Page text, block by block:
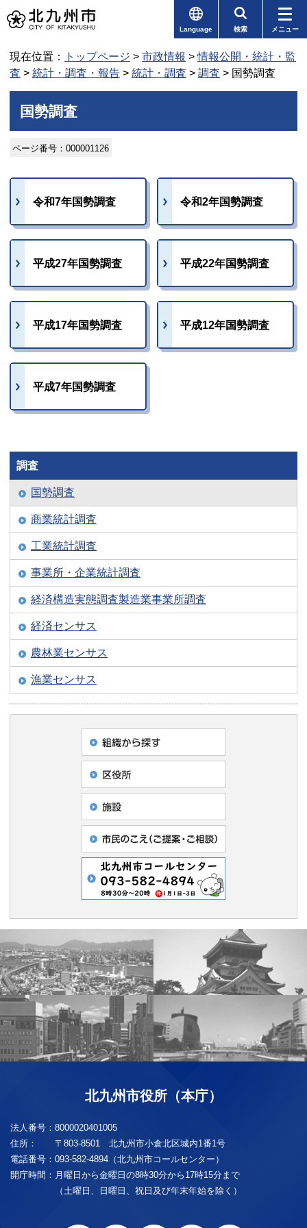
Language 検索 メニュー
現在位置： トップページ > 市政情報 >情報公開・統計・監
査 > 統計・調査・報告 > 統計・調査 > 調査 > 国勢調査
国勢調査
ページ番号：000001126
令和7年国勢調査 令和2年国勢調査
平成27年国勢調査 平成22年国勢調査
平成17年国勢調査 平成12年国勢調査
平成7年国勢調査
調査
国勢調査
商業統計調査
工業統計調査
事業所・企業統計調査
経済構造実態調査製造業事業所調査
経済センサス
農林業センサス
漁業センサス
北九州市役所（本庁）
法人番号： 8000020401005
住所：
〒803-8501 北九州市小倉北区城内1番1号
電話番号： 093-582-4894（北九州市コールセンター）
開庁時間： 月曜日から金曜日の8時30分から17時15分まで
（土曜日、日曜日、祝日及び年末年始を除く）